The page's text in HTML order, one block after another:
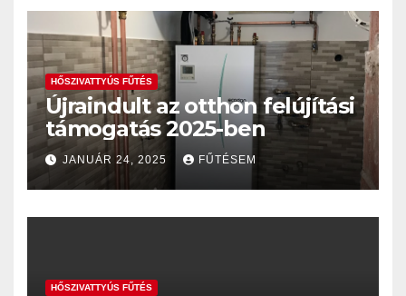
HŐSZIVATTYÚS FŰTÉS
Újraindult az otthon felújítási
támogatás 2025-ben
JANUÁR 24, 2025 FŰTÉSEM
HŐSZIVATTYÚS FŰTÉS